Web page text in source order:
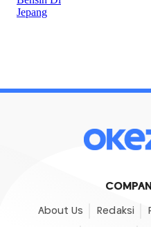
About Us Redaksi